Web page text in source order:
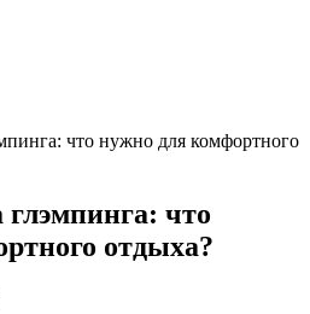
что нужно для комфортного
что
отдыха?